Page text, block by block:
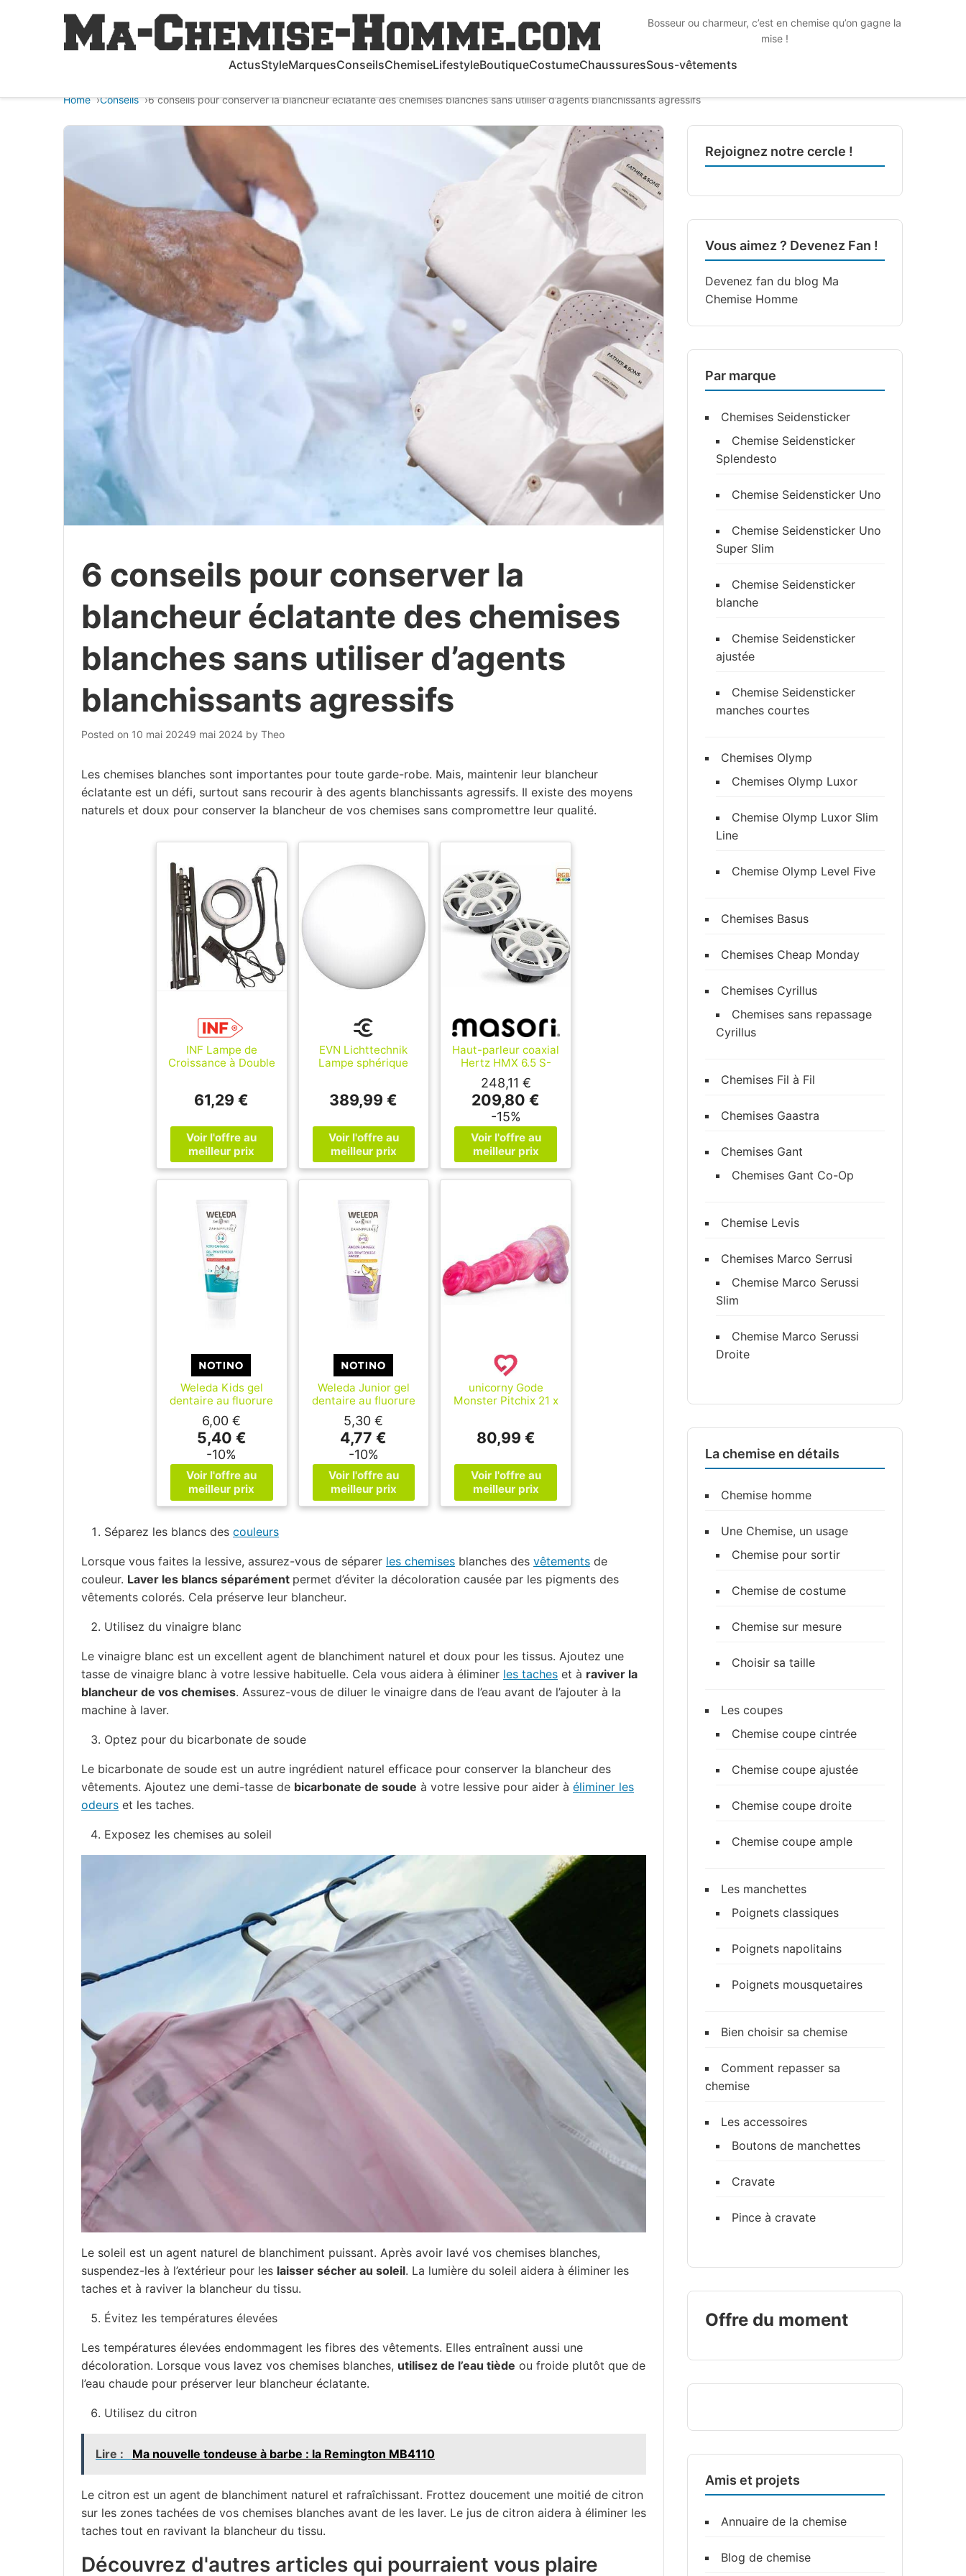
Bosseur ou charmeur, c’est en chemise qu’on gagne la
mise !
ActusStyleMarquesConseilsChemiseLifestyleBoutiqueCostumeChaussuresSous-vêtements
Home Conseils 6 conseils pour conserver la blancheur éclatante des chemises blanches sans utiliser d’agents blanchissants agressifs
6 conseils pour conserver la
blancheur éclatante des chemises
blanches sans utiliser d’agents
blanchissants agressifs
Posted on 10 mai 20249 mai 2024 by Theo
Les chemises blanches sont importantes pour toute garde-robe. Mais, maintenir leur blancheur
éclatante est un défi, surtout sans recourir à des agents blanchissants agressifs. Il existe des moyens
naturels et doux pour conserver la blancheur de vos chemises sans compromettre leur qualité.
INF Lampe de
Croissance à Double
Blanche + Chaude,
61,29 €
EVN Lichttechnik
Lampe sphérique
extérieur KA6 001 ;
(KA6001)
389,99 €
Haut-parleur coaxial
Hertz HMX 6.5 S-
LD-SW de 6,5
pouces
248,11 €
209,80 €
-15%
Weleda Kids gel
dentaire au fluorure
0-6 years 50 ml
6,00 €
5,40 €
-10%
Weleda Junior gel
dentaire au fluorure
6-12 years 50 ml
5,30 €
4,77 €
-10%
unicorny Gode
Monster Pitchix 21 x
80,99 €
Séparez les blancs des couleurs
Lorsque vous faites la lessive, assurez-vous de séparer les chemises blanches des vêtements de
couleur. Laver les blancs séparément permet d’éviter la décoloration causée par les pigments des
vêtements colorés. Cela préserve leur blancheur.
Utilisez du vinaigre blanc
Le vinaigre blanc est un excellent agent de blanchiment naturel et doux pour les tissus. Ajoutez une
tasse de vinaigre blanc à votre lessive habituelle. Cela vous aidera à éliminer les taches et à raviver la
blancheur de vos chemises. Assurez-vous de diluer le vinaigre dans de l’eau avant de l’ajouter à la
machine à laver.
Optez pour du bicarbonate de soude
Le bicarbonate de soude est un autre ingrédient naturel efficace pour conserver la blancheur des
vêtements. Ajoutez une demi-tasse de bicarbonate de soude à votre lessive pour aider à éliminer les
odeurs et les taches.
Exposez les chemises au soleil
Le soleil est un agent naturel de blanchiment puissant. Après avoir lavé vos chemises blanches,
suspendez-les à l’extérieur pour les laisser sécher au soleil. La lumière du soleil aidera à éliminer les
taches et à raviver la blancheur du tissu.
Évitez les températures élevées
Les températures élevées endommagent les fibres des vêtements. Elles entraînent aussi une
décoloration. Lorsque vous lavez vos chemises blanches, utilisez de l’eau tiède ou froide plutôt que de
l’eau chaude pour préserver leur blancheur éclatante.
Utilisez du citron
Lire : Ma nouvelle tondeuse à barbe : la Remington MB4110
Le citron est un agent de blanchiment naturel et rafraîchissant. Frottez doucement une moitié de citron
sur les zones tachées de vos chemises blanches avant de les laver. Le jus de citron aidera à éliminer les
taches tout en ravivant la blancheur du tissu.
Découvrez d'autres articles qui pourraient vous plaire
Rejoignez notre cercle !
Vous aimez ? Devenez Fan !
Devenez fan du blog Ma
Chemise Homme
Par marque
Chemises Seidensticker
Chemise Seidensticker
Splendesto
Chemise Seidensticker Uno
Chemise Seidensticker Uno
Super Slim
Chemise Seidensticker
blanche
Chemise Seidensticker
ajustée
Chemise Seidensticker
manches courtes
Chemises Olymp
Chemises Olymp Luxor
Chemise Olymp Luxor Slim
Line
Chemise Olymp Level Five
Chemises Basus
Chemises Cheap Monday
Chemises Cyrillus
Chemises sans repassage
Cyrillus
Chemises Fil à Fil
Chemises Gaastra
Chemises Gant
Chemises Gant Co-Op
Chemise Levis
Chemises Marco Serrusi
Chemise Marco Serussi
Slim
Chemise Marco Serussi
Droite
La chemise en détails
Chemise homme
Une Chemise, un usage
Chemise pour sortir
Chemise de costume
Chemise sur mesure
Choisir sa taille
Les coupes
Chemise coupe cintrée
Chemise coupe ajustée
Chemise coupe droite
Chemise coupe ample
Les manchettes
Poignets classiques
Poignets napolitains
Poignets mousquetaires
Bien choisir sa chemise
Comment repasser sa
chemise
Les accessoires
Boutons de manchettes
Cravate
Pince à cravate
Offre du moment
Amis et projets
Annuaire de la chemise
Blog de chemise